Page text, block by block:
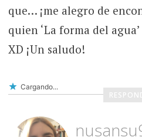
que… ¡me alegro de
quien ‘La forma del
XD ¡Un saludo!
Cargando...